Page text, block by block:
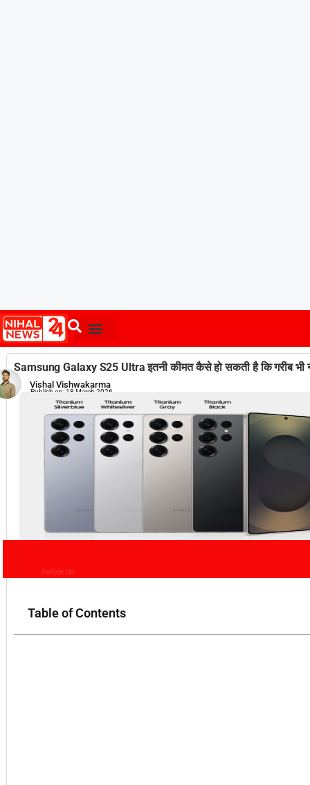
Samsung Galaxy S25 Ultra इतनी कीमत कैसे हो सकती है कि गरीब भी
Vishal Vishwakarma
Publish on:18 March 2026
Follow Us
Table of Contents